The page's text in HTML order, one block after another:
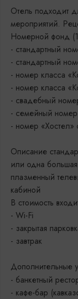
Отель подходит
мероприятий.
Номерной фонд
- стандартный
- стандартный
- номер класса
- номер класса
- свадебный
- семейный
- номер «Хостел»
Описание
или одна большая
плазменный
кабиной
В стоимость
- Wi-Fi
- закрытая
- завтрак
Дополнительные
- банкетный
- кафе-бар